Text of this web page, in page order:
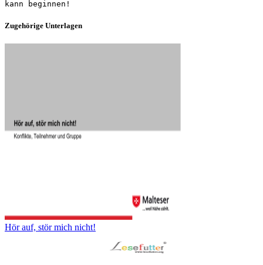
Zugehörige Unterlagen
Hör auf, stör mich nicht!